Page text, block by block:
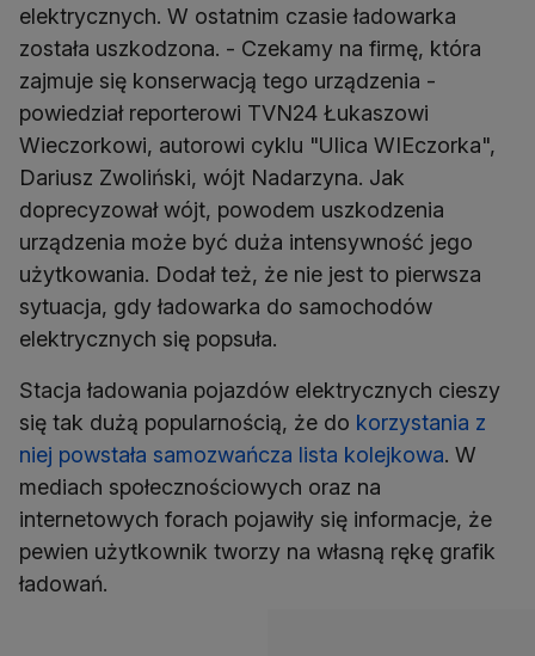
elektrycznych. W ostatnim czasie ładowarka
została uszkodzona. - Czekamy na firmę, która
zajmuje się konserwacją tego urządzenia -
powiedział reporterowi TVN24 Łukaszowi
Wieczorkowi, autorowi cyklu "Ulica WIEczorka",
Dariusz Zwoliński, wójt Nadarzyna. Jak
doprecyzował wójt, powodem uszkodzenia
urządzenia może być duża intensywność jego
użytkowania. Dodał też, że nie jest to pierwsza
sytuacja, gdy ładowarka do samochodów
elektrycznych się popsuła.
Stacja ładowania pojazdów elektrycznych cieszy
się tak dużą popularnością, że do korzystania z
niej powstała samozwańcza lista kolejkowa. W
mediach społecznościowych oraz na
internetowych forach pojawiły się informacje, że
pewien użytkownik tworzy na własną rękę grafik
ładowań.